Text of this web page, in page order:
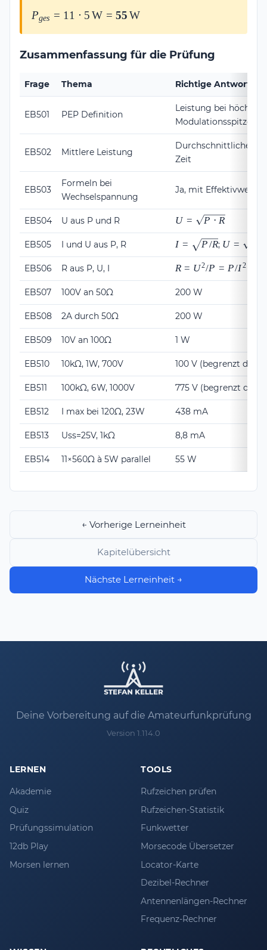
P_{ges} = 11 \cdot
Pges = 11 ⋅ 5 W = 55 W
Zusammenfassung für die Prüfung
Frage Thema Richtige Antwort
EB501 PEP Definition
Leistung bei höchster
Modulationsspitze
EB502 Mittlere Leistung
Durchschnittliche
Zeit
EB503
Formeln bei
Wechselspannung
Ja, mit Effektivwerten
EB504 U aus P und R
U =
\sqrt{P
\cdot
R}
U = P ⋅ R
EB505 I und U aus P, R
I =
\sqrt{P/R}
I = P/R; U =
\sqrt{P
\cdot
R}
U =
EB506 R aus P, U, I
R =
U^2/P
=
P/I^2
R = U2/P = P/I2
EB507 100V an 50Ω 200 W
EB508 2A durch 50Ω 200 W
EB509 10V an 100Ω 1 W
EB510 10kΩ, 1W, 700V 100 V (begrenzt
EB511 100kΩ, 6W, 1000V 775 V (begrenzt
EB512 I max bei 120Ω, 23W 438 mA
EB513 Uss=25V, 1kΩ 8,8 mA
EB514 11×560Ω à 5W parallel 55 W
← Vorherige Lerneinheit
Kapitelübersicht
Nächste Lerneinheit →
Deine Vorbereitung auf die Amateurfunkprüfung
Version 1.114.0
LERNEN
Akademie
Quiz
Prüfungssimulation
12db Play
Morsen lernen
TOOLS
Rufzeichen prüfen
Rufzeichen-Statistik
Funkwetter
Morsecode Übersetzer
Locator-Karte
Dezibel-Rechner
Antennenlängen-Rechner
Frequenz-Rechner